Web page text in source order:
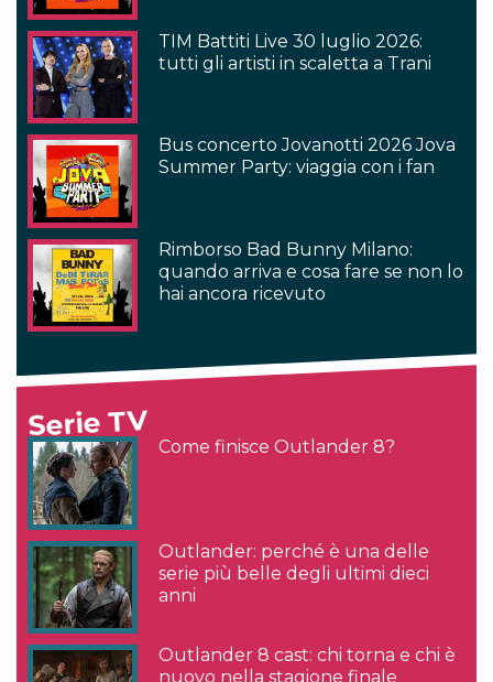
TIM Battiti Live 30 luglio 2026:
tutti gli artisti in scaletta a Trani
Bus concerto Jovanotti 2026 Jova
Summer Party: viaggia con i fan
Rimborso Bad Bunny Milano:
quando arriva e cosa fare se non lo
hai ancora ricevuto
Serie TV
Come finisce Outlander 8?
Outlander: perché è una delle
serie più belle degli ultimi dieci
anni
Outlander 8 cast: chi torna e chi è
nuovo nella stagione finale